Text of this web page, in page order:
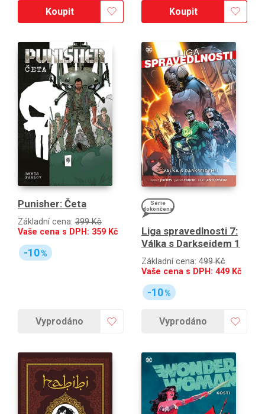
Koupit Koupit
Punisher: Četa
Základní cena: 399 Kč
Vaše cena s DPH: 359 Kč
-10%
Vyprodáno
Série
dokončena
Liga spravedlnosti 7:
Válka s Darkseidem 1
Základní cena: 499 Kč
Vaše cena s DPH: 449 Kč
-10%
Vyprodáno